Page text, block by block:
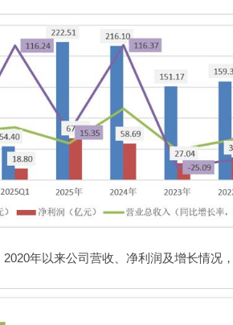
2020年以来公司营收、净利润及增长情况